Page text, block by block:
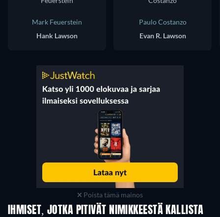
Mark Feuerstein
Hank Lawson
Paulo Costanzo
Evan R. Lawson
Poista tämä mainos
IHMISET, JOTKA PITIVÄT NIMIKKEESTÄ KALLISTA